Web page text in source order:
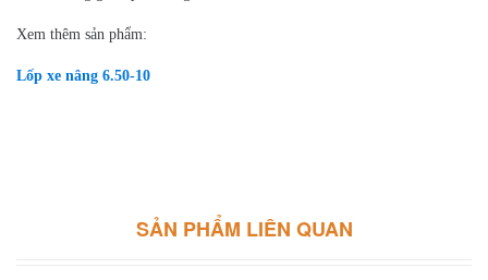
Xem thêm sản phẩm:
Lốp xe nâng 6.50-10
SẢN PHẨM LIÊN QUAN